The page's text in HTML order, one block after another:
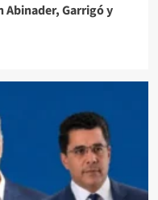
Abinader, Garrigó y